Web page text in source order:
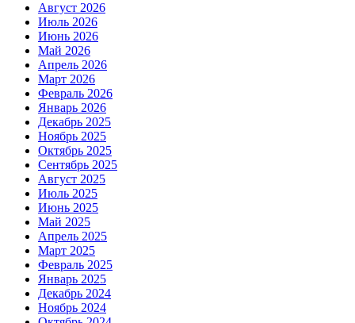
Август 2026
Июль 2026
Июнь 2026
Май 2026
Апрель 2026
Март 2026
Февраль 2026
Январь 2026
Декабрь 2025
Ноябрь 2025
Октябрь 2025
Сентябрь 2025
Август 2025
Июль 2025
Июнь 2025
Май 2025
Апрель 2025
Март 2025
Февраль 2025
Январь 2025
Декабрь 2024
Ноябрь 2024